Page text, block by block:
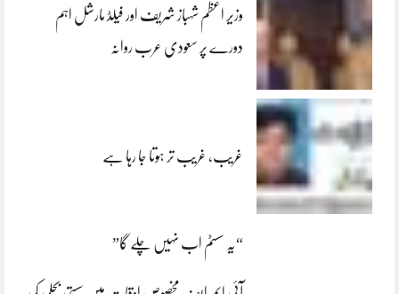
وزیر اعظم شہباز شریف اور فیلڈ مارشل اہم
دورے پر سعودی عرب روانہ
غریب، غریب تر ہوتا جا رہا ہے
“یہ سسٹم اب نہیں چلے گا”